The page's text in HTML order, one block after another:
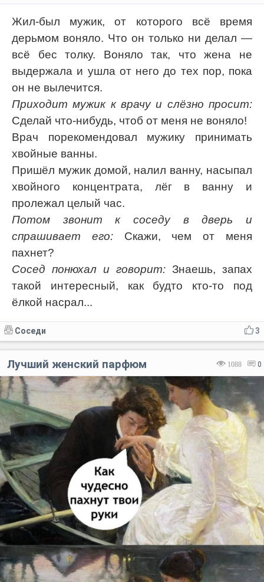
Жил-был мужик, от которого всё время
дерьмом воняло. Что он только ни делал —
всё бес толку. Воняло так, что жена не
выдержала и ушла от него до тех пор, пока
он не вылечится.
Приходит мужик к врачу и слёзно просит:
Сделай что-нибудь, чтоб от меня не воняло!
Врач порекомендовал мужику принимать
хвойные ванны.
Пришёл мужик домой, налил ванну, насыпал
хвойного концентрата, лёг в ванну и
пролежал целый час.
Потом звонит к соседу в дверь и
спрашивает его:Скажи, чем от меня
пахнет?
Сосед понюхал и говорит: Знаешь, запах
такой интересный, как будто кто-то под
ёлкой насрал...
3
Соседи
1088 0
Лучший женский парфюм